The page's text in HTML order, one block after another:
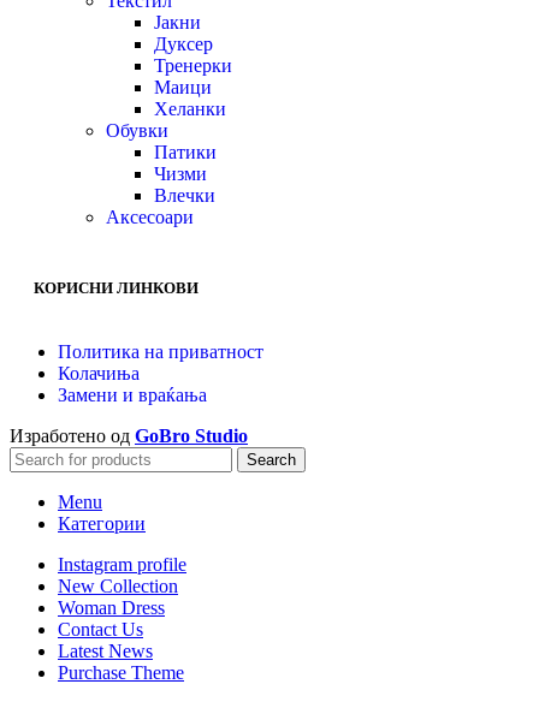
Јакни
Дуксер
Тренерки
Маици
Хеланки
Обувки
Патики
Чизми
Влечки
Аксесоари
КОРИСНИ ЛИНКОВИ
Политика на приватност
Колачиња
Замени и враќања
Изработено од GoBro Studio
Search
Menu
Категории
Instagram profile
New Collection
Woman Dress
Contact Us
Latest News
Purchase Theme